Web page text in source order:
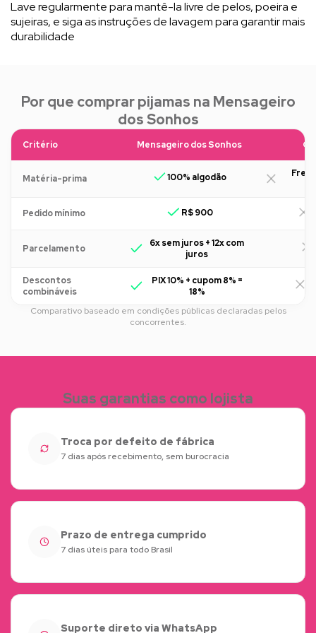
Lave regularmente para mantê-la livre de pelos, poeira e
sujeiras, e siga as instruções de lavagem para garantir mais
durabilidade
Por que comprar pijamas na Mensageiro
dos Sonhos
Critério Mensageiro dos Sonhos
Matéria-prima 100% algodão
Pedido mínimo R$ 900
Parcelamento
6x sem juros + 12x com
juros
Descontos
combináveis
PIX 10% + cupom 8% =
18%
Comparativo baseado em condições públicas declaradas pelos
concorrentes.
Suas garantias como lojista
Troca por defeito de fábrica
7 dias após recebimento, sem burocracia
Prazo de entrega cumprido
7 dias úteis para todo Brasil
Suporte direto via WhatsApp